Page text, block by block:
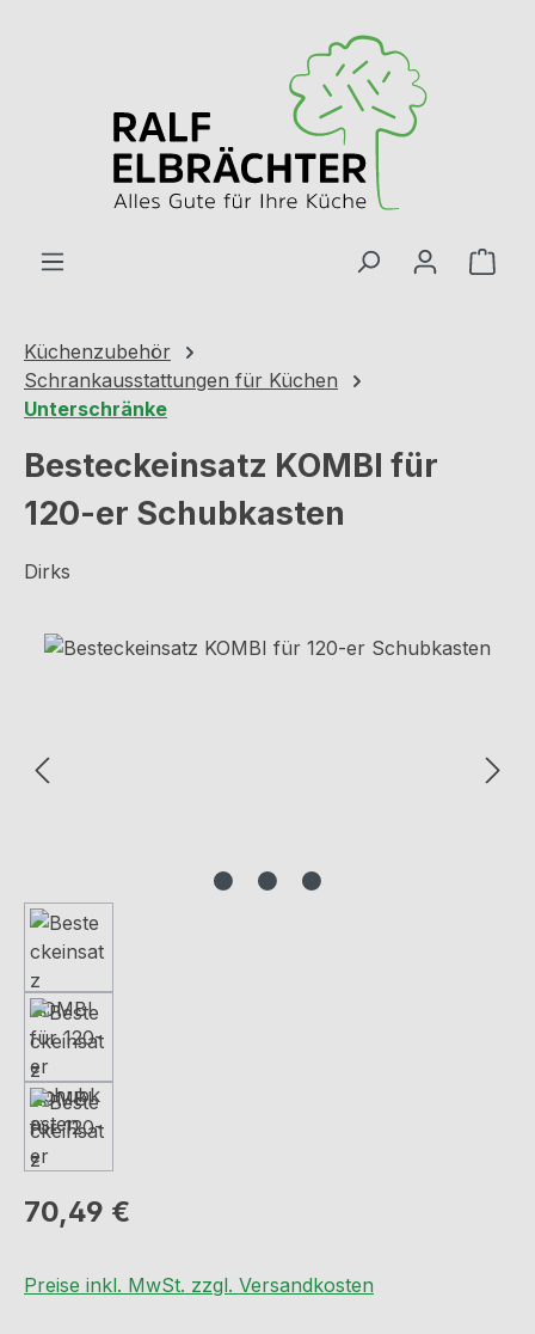
Küchenzubehör
Schrankausstattungen für Küchen
Unterschränke
Besteckeinsatz KOMBI für
120-er Schubkasten
Dirks
Bildergalerie überspringen
Regulärer Preis:
70,49 €
Preise inkl. MwSt. zzgl. Versandkosten